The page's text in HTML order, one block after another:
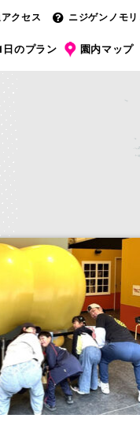
クセス ニジゲンノモリ
日のプラン 園内マップ